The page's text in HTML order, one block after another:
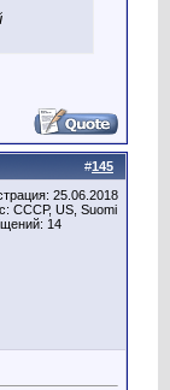
#145
25.06.2018
СССР, US, Suomi
14